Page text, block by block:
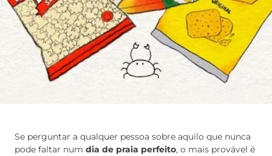
Se perguntar a qualquer pessoa sobre aquilo que nunca
pode faltar num dia de praia perfeito, o mais provável é